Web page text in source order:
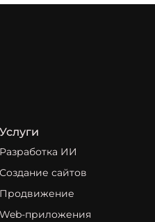
Услуги
Разработка ИИ
Создание сайтов
Продвижение
Web-приложения